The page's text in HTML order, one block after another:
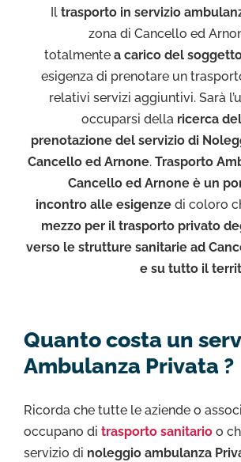
Il trasporto in servizio
zona di Cancello ed
totalmente a carico del
esigenza di prenotare un
relativi servizi aggiuntivi. Sarà
occuparsi della ricerca
prenotazione del servizio di
Cancello ed Arnone. Trasporto
Cancello ed Arnone è un
incontro alle esigenze di coloro
mezzo per il trasporto privato
verso le strutture sanitarie ad
e su tutto il
Quanto costa un
Ambulanza Privata ?
Ricorda che tutte le aziende o
occupano di trasporto sanitario o
servizio di noleggio ambulanza